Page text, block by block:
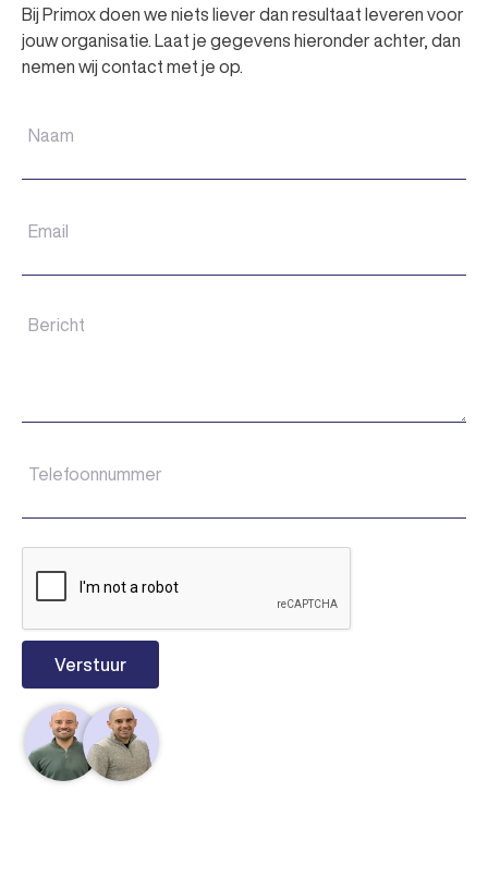
Bij Primox doen we niets liever dan resultaat leveren voor
jouw organisatie. Laat je gegevens hieronder achter, dan
nemen wij contact met je op.